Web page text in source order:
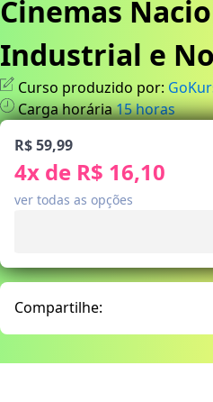
Cinemas
Industrial e
Curso produzido por:
Carga horária15horas
R$ 59,99
4x de R$ 16,10
ver todas as opções
Compartilhe: